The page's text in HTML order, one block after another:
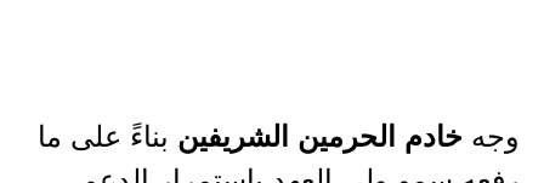
وجه خادم الحرمين الشريفين بناءً على ما